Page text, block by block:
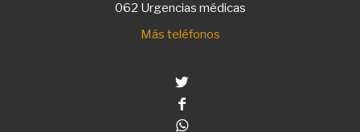
062 Urgencias médicas
Más teléfonos